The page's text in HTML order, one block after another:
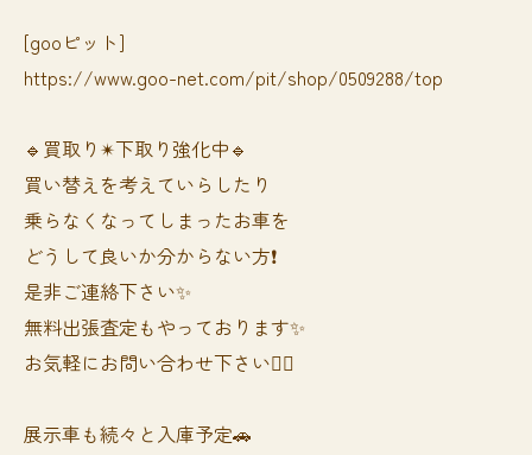
[gooピット]
https://www.goo-net.com/pit/shop/0509288/top
🔹買取り✴︎下取り強化中🔹
買い替えを考えていらしたり
乗らなくなってしまったお車を
どうして良いか分からない方❗️
是非ご連絡下さい✨
無料出張査定もやっております✨
お気軽にお問い合わせ下さい🙆‍♀️
展示車も続々と入庫予定🚗